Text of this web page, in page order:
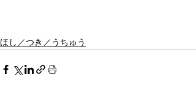
ほし／つき／うちゅう